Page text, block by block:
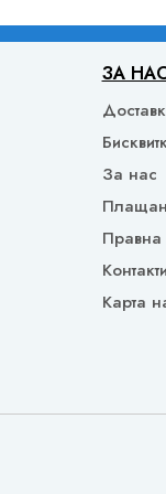
ЗА
За нас
Контакти
Карта